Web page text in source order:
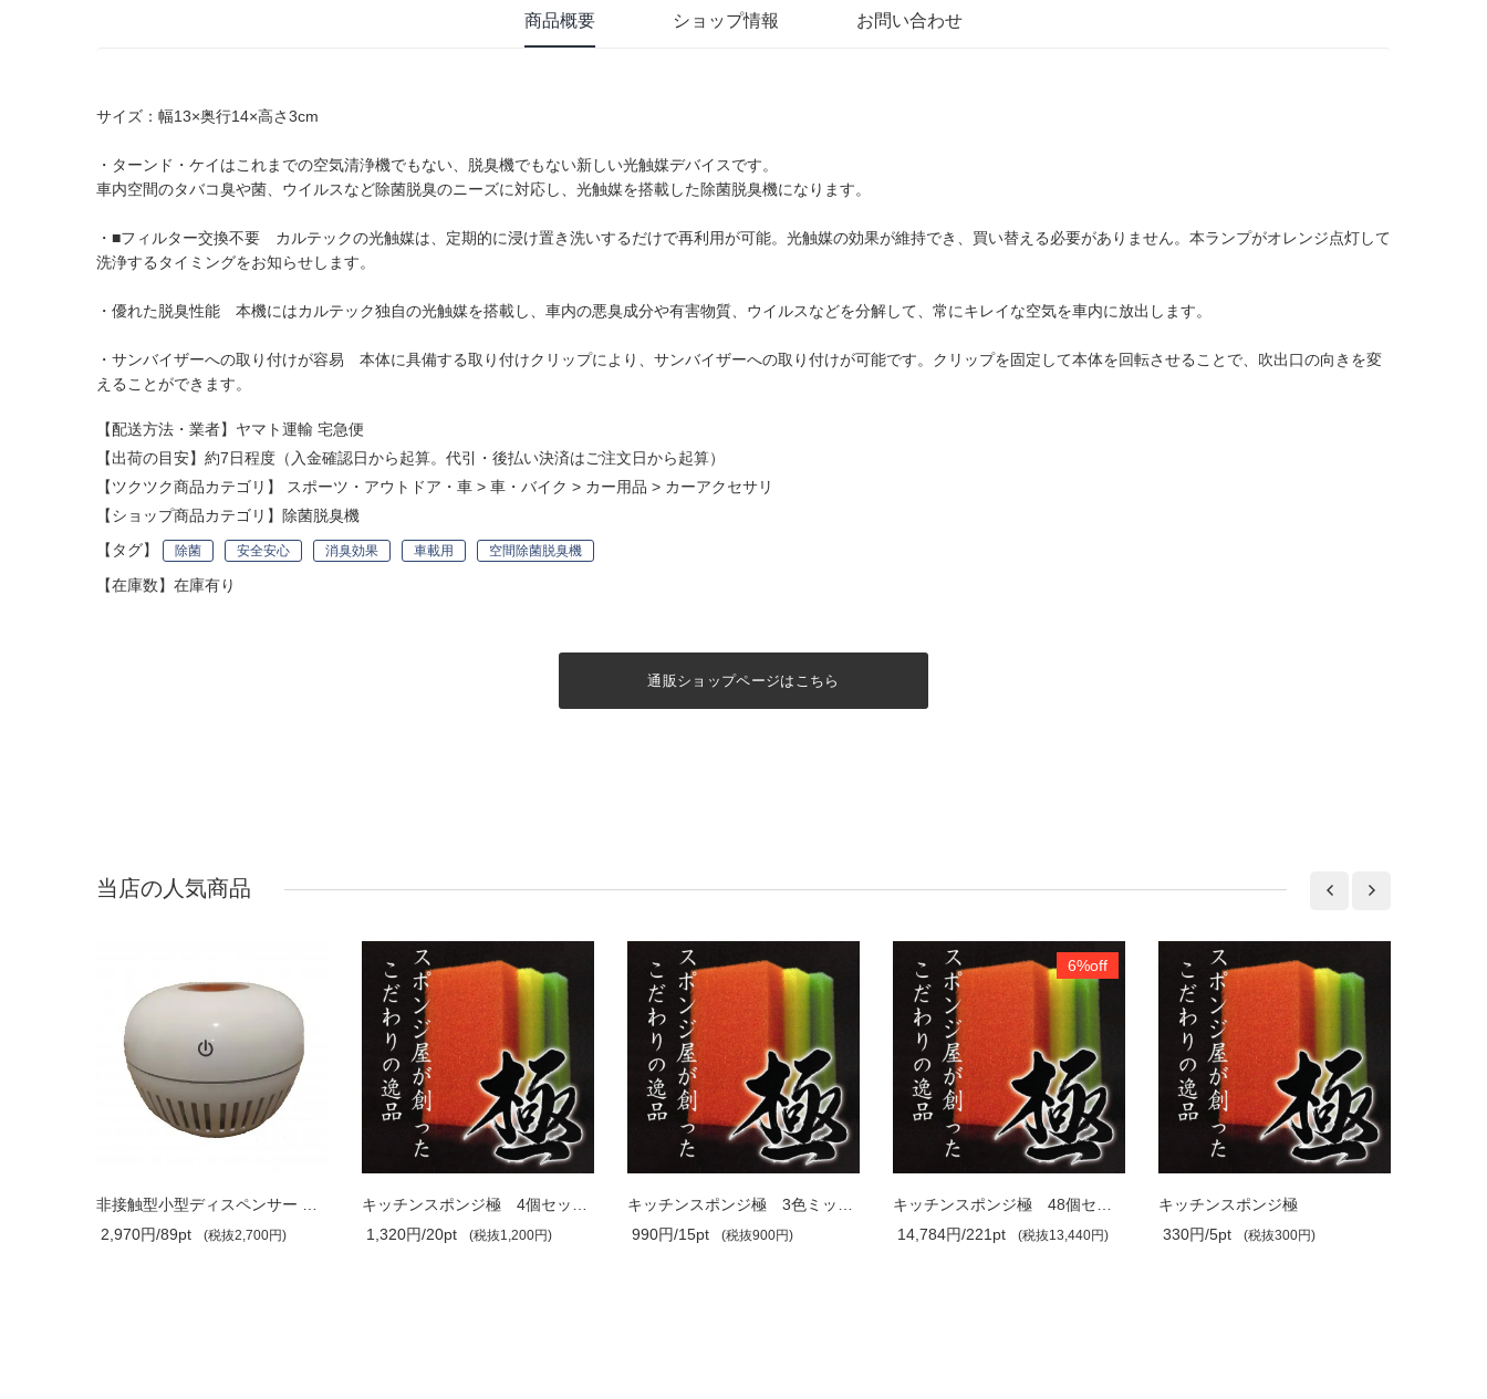
商品概要 ショップ情報 お問い合わせ
サイズ：幅13×奥行14×高さ3cm
・ターンド・ケイはこれまでの空気清浄機でもない、脱臭機でもない新しい光触媒デバイスです。
車内空間のタバコ臭や菌、ウイルスなど除菌脱臭のニーズに対応し、光触媒を搭載した除菌脱臭機になります。
・■フィルター交換不要 カルテックの光触媒は、定期的に浸け置き洗いするだけで再利用が可能。光触媒の効果が維持でき、買い替える必要がありません。本ランプがオレンジ点灯して
洗浄するタイミングをお知らせします。
・優れた脱臭性能 本機にはカルテック独自の光触媒を搭載し、車内の悪臭成分や有害物質、ウイルスなどを分解して、常にキレイな空気を車内に放出します。
・サンバイザーへの取り付けが容易 本体に具備する取り付けクリップにより、サンバイザーへの取り付けが可能です。クリップを固定して本体を回転させることで、吹出口の向きを変
えることができます。
【配送方法・業者】ヤマト運輸 宅急便
【出荷の目安】約7日程度（入金確認日から起算。代引・後払い決済はご注文日から起算）
【ツクツク商品カテゴリ】
スポーツ・アウトドア・車 > 車・バイク > カー用品 > カーアクセサリ
【ショップ商品カテゴリ】
除菌脱臭機
【タグ】
除菌 安全安心 消臭効果 車載用 空間除菌脱臭機
【在庫数】在庫有り
通販ショップページはこちら
当店の人気商品
2,970円/89pt
(税抜2,700円)
1,320円/20pt
(税抜1,200円)
990円/15pt
(税抜900円)
6%off
14,784円/221pt
(税抜13,440円)
キッチンスポンジ極
330円/5pt
(税抜300円)